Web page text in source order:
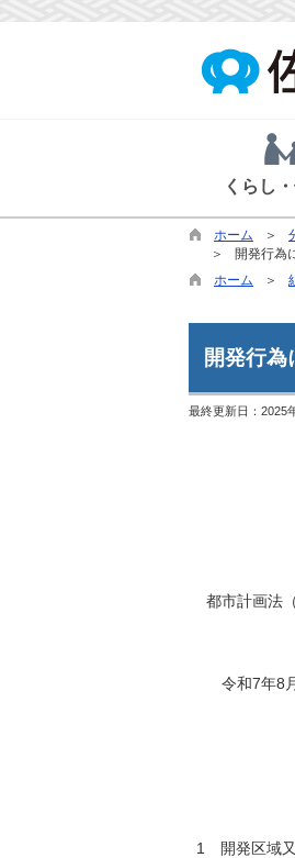
くらし
ホーム
開発行為
ホーム
開発行為
最終更新日： 2025
都市計画法
令和7年8
1 開発区域又